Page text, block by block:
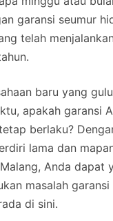
garansi seumur
telah
baru yang
apakah garansi
berlaku?
lama dan
Anda dapat
masalah
di sini.